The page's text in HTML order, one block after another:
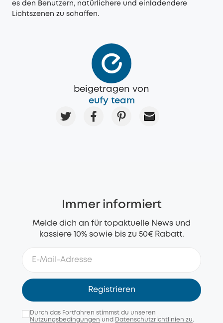
es den Benutzern, natürlichere und einladendere
Lichtszenen zu schaffen.
beigetragen von
eufy team
Immer informiert
Melde dich an für topaktuelle News und
kassiere 10% sowie bis zu 50€ Rabatt.
Registrieren
Durch das Fortfahren stimmst du unseren
Nutzungsbedingungen und Datenschutzrichtlinien zu.